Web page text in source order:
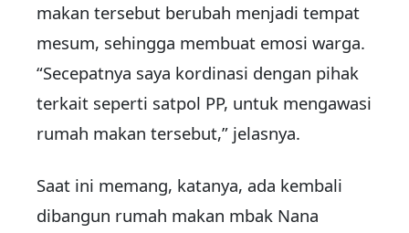
makan tersebut berubah menjadi tempat
mesum, sehingga membuat emosi warga.
“Secepatnya saya kordinasi dengan pihak
terkait seperti satpol PP, untuk mengawasi
rumah makan tersebut,” jelasnya.
Saat ini memang, katanya, ada kembali
dibangun rumah makan mbak Nana